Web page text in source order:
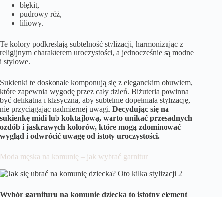
błękit,
pudrowy róż,
liliowy.
Te kolory podkreślają subtelność stylizacji, harmonizując z
religijnym charakterem uroczystości, a jednocześnie są modne
i stylowe.
Sukienki te doskonale komponują się z eleganckim obuwiem,
które zapewnia wygodę przez cały dzień. Biżuteria powinna
być delikatna i klasyczna, aby subtelnie dopełniała stylizację,
nie przyciągając nadmiernej uwagi. Decydując się na
sukienkę midi lub koktajlową, warto unikać przesadnych
ozdób i jaskrawych kolorów, które mogą zdominować
wygląd i odwrócić uwagę od istoty uroczystości.
Moda męska na komunię – jak wybrać garnitur
Wybór garnituru na komunię dziecka to istotny element